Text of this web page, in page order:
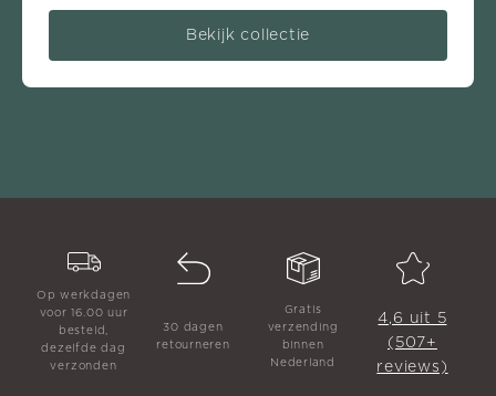
Bekijk collectie
Op werkdagen
voor 16.00 uur
besteld,
dezelfde dag
verzonden
30 dagen
retourneren
Gratis
verzending
binnen
Nederland
4,6 uit 5
(507+
reviews)